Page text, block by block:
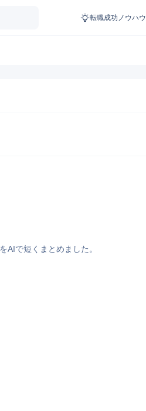
転職成功ノウハウ
AIで短くまとめました。